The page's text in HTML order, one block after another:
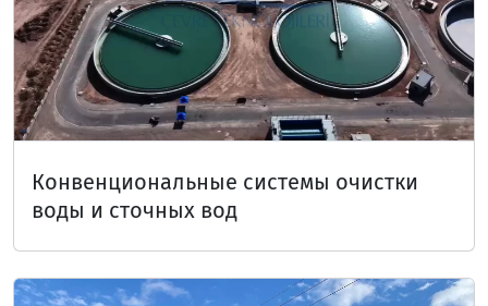
Конвенциональные системы очистки
воды и сточных вод